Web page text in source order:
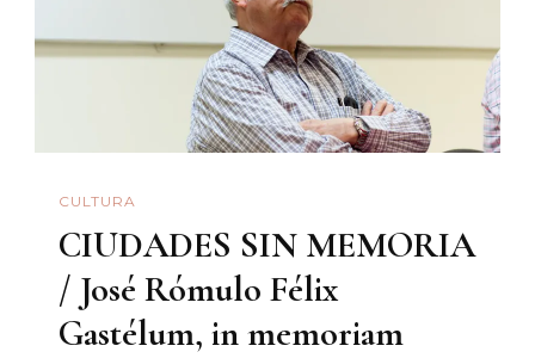
CULTURA
CIUDADES SIN MEMORIA
/ José Rómulo Félix
Gastélum, in memoriam